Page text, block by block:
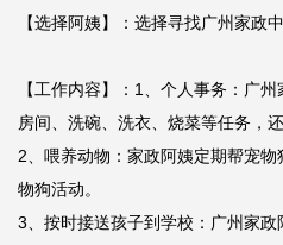
【选择阿姨】：选择寻找广州家政
【工作内容】：1、个人事务：广
房间、洗碗、洗衣、烧菜等任务，
2、喂养动物：家政阿姨定期帮宠
物狗活动。
3、按时接送孩子到学校：广州家